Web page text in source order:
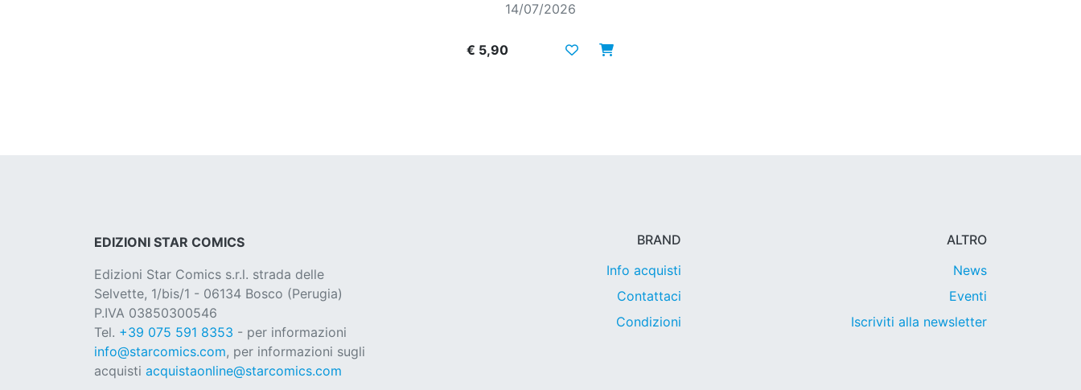
14/07/2026
€ 5,90
EDIZIONI STAR COMICS
Edizioni Star Comics s.r.l. strada delle
Selvette, 1/bis/1 - 06134 Bosco (Perugia)
P.IVA 03850300546
Tel. +39 075 591 8353 - per informazioni
info@starcomics.com, per informazioni sugli
acquisti acquistaonline@starcomics.com
BRAND
Info acquisti
Contattaci
Condizioni
ALTRO
News
Eventi
Iscriviti alla newsletter